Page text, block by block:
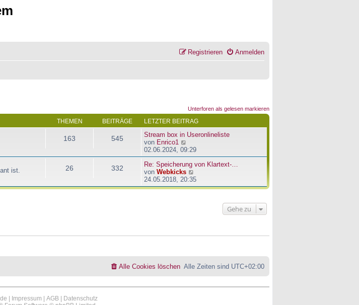
Anmelden
Registrieren
Unterforen als gelesen markieren
THEMEN BEITRÄGE LETZTER BEITRAG
163 545
Stream box in Useronlineliste
von Enrico1
e
u
e
s
t
e
02.06.2024, 09:29
ist. 26 332
Re: Speicherung von Klartext-…
von Webkicks
e
u
a
g
24.05.2018, 20:35
Gehe zu
Alle Zeiten sind UTC+02:00
Alle Cookies löschen
| Impressum | AGB| Datenschutz